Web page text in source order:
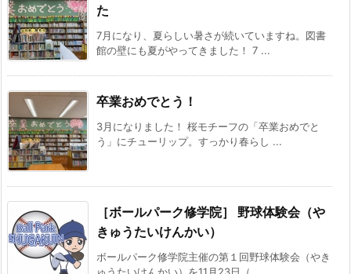
た
7月になり、夏らしい暑さが続いていますね。図書
館の壁にも夏がやってきました！ 7 ...
卒業おめでとう！
3月になりました！ 桜モチーフの「卒業おめでと
う」にチューリップ。すっかり春らし ...
［ボールパーク修学院］
野球体験会（や
きゅうたいけんかい）
ボールパーク修学院主催の第１回野球体験会（やき